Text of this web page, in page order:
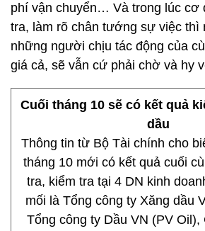
phí vận chuyển… Và trong lúc cơ
tra, làm rõ chân tướng sự việc thì
những người chịu tác động của
giá cả, sẽ vẫn cứ phải chờ và hy
Cuối tháng 10 sẽ có kết quả
dầu
Thông tin từ Bộ Tài chính cho
tháng 10 mới có kết quả cuối
tra, kiểm tra tại 4 DN kinh
mối là Tổng công ty Xăng dầu
Tổng công ty Dầu VN (PV Oil),